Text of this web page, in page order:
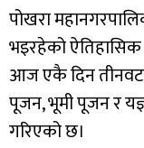
पोखरा
भइरहेको ऐतिहासिक
आज एकै दिन
पूजन, भूमी पूजन र
गरिएको छ।